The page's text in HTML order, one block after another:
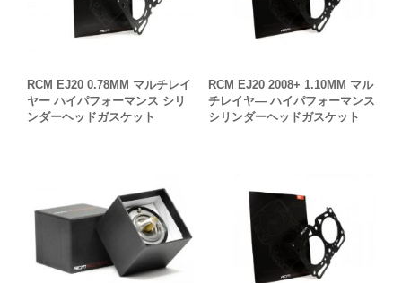
RCM EJ20 0.78MM マルチレイ
ヤー ハイパフォーマンス シリ
ンダーヘッドガスケット
RCM EJ20 2008+ 1.10MM マル
チレイヤ― ハイパフォーマンス
シリンダーヘッドガスケット